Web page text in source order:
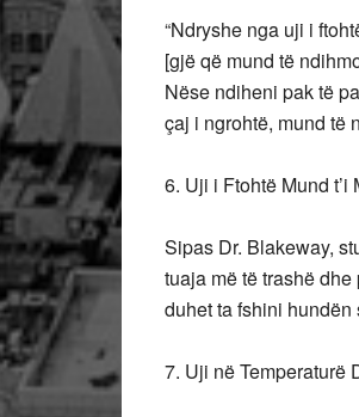
“Ndryshe nga uji i
[gjë që mund të
Nëse ndiheni pak të
çaj i ngrohtë, mund të
6. Uji i Ftohtë Mund
Sipas Dr. Blakeway,
tuaja më të trashë
duhet ta fshini
7. Uji në Temperaturë